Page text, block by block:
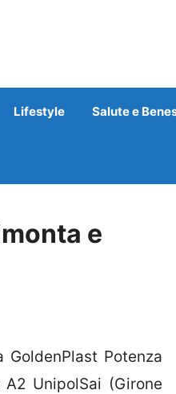
Lifestyle Salute e
e
Potenza
UnipolSai (Girone